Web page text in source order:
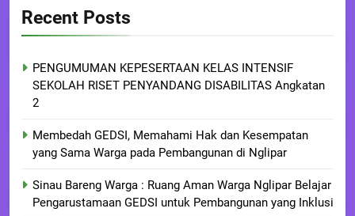
Recent Posts
PENGUMUMAN KEPESERTAAN KELAS INTENSIF
SEKOLAH RISET PENYANDANG DISABILITAS Angkatan
2
Membedah GEDSI, Memahami Hak dan Kesempatan
yang Sama Warga pada Pembangunan di Nglipar
Sinau Bareng Warga : Ruang Aman Warga Nglipar Belajar
Pengarustamaan GEDSI untuk Pembangunan yang Inklusi